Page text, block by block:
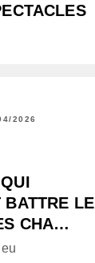
2026
BATTRE LE
CHA…